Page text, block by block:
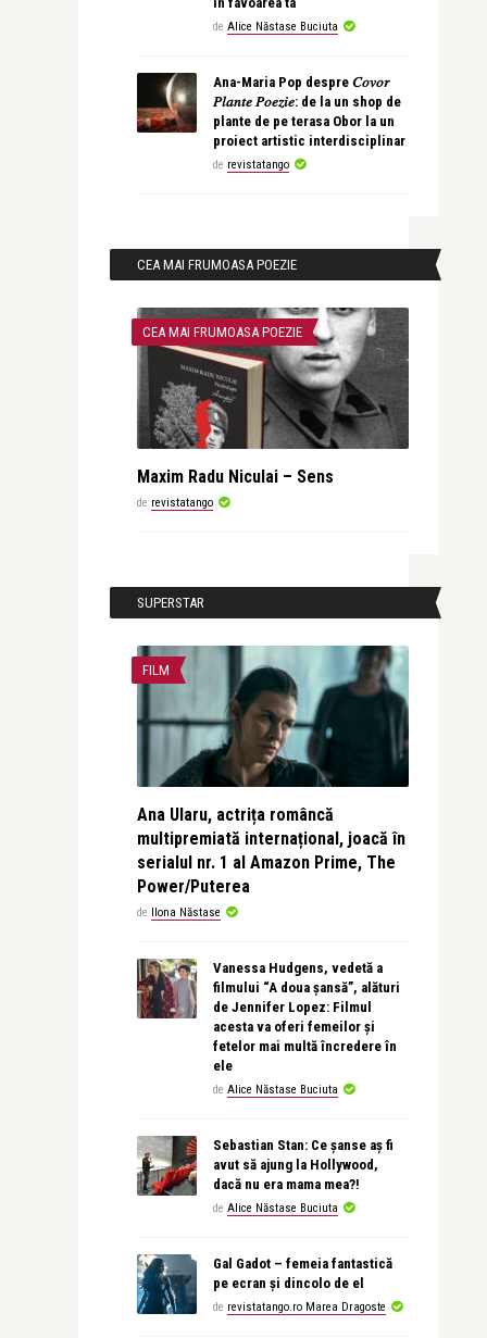
de Alice Năstase Buciuta
Ana-Maria Pop despre 𝐶𝑜𝑣𝑜𝑟
𝑃𝑙𝑎𝑛𝑡𝑒 𝑃𝑜𝑒𝑧𝑖𝑒: de la un shop de
plante de pe terasa Obor la un
proiect artistic interdisciplinar
de revistatango
CEA MAI FRUMOASA POEZIE
CEA MAI FRUMOASA POEZIE
Maxim Radu Niculai – Sens
de revistatango
SUPERSTAR
FILM
Ana Ularu, actrița româncă
multipremiată internațional, joacă în
serialul nr. 1 al Amazon Prime, The
Power/Puterea
de Ilona Năstase
Vanessa Hudgens, vedetă a
filmului “A doua șansă”, alături
de Jennifer Lopez: Filmul
acesta va oferi femeilor și
fetelor mai multă încredere în
ele
de Alice Năstase Buciuta
Sebastian Stan: Ce șanse aș fi
avut să ajung la Hollywood,
dacă nu era mama mea?!
de Alice Năstase Buciuta
Gal Gadot – femeia fantastică
pe ecran și dincolo de el
de revistatango.ro Marea Dragoste